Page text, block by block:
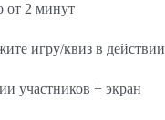
от 2 минут
игру/квиз в действии
участников + экран